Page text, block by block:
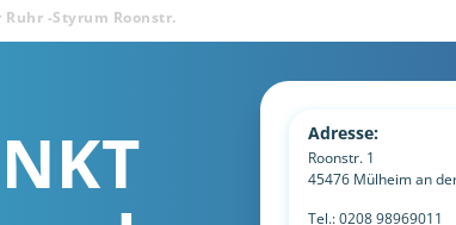
-Styrum Roonstr.
Adresse:
Roonstr. 1
45476 Mülheim an
Tel.:0208 98969011